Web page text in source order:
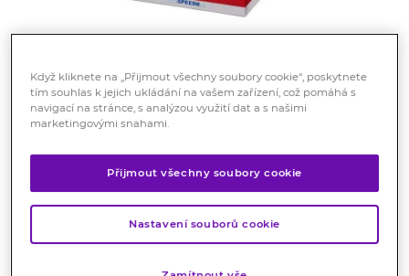
SPEED 8 original 10ks
Doplněk stravy
Doplněk stravy s vysokým obsahem kofeinu a
stimulujících látek.
Značka:Speed 8
Když kliknete na „Přijmout všechny soubory cookie“, poskytnete
tím souhlas k jejich ukládání na vašem zařízení, což pomáhá s
navigací na stránce, s analýzou využití dat a s našimi
marketingovými snahami.
Přijmout všechny soubory cookie
Nastavení souborů cookie